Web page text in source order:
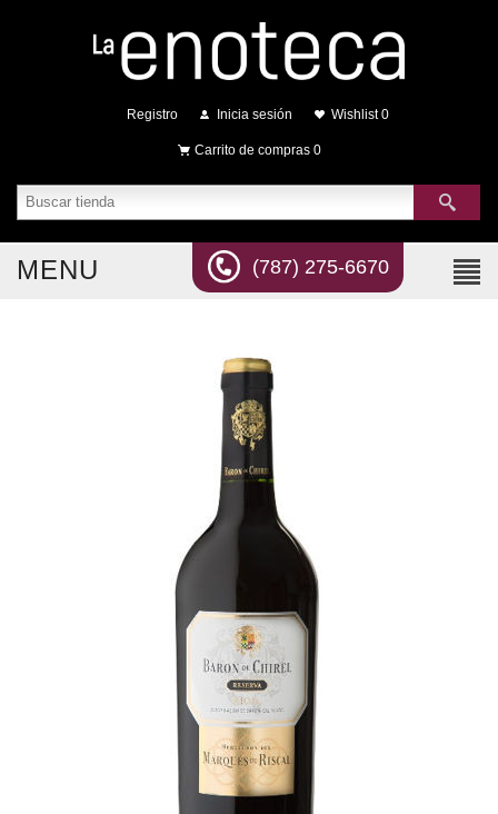
Registro Inicia sesión Wishlist 0
Carrito de compras 0
(787) 275-6670
MENU